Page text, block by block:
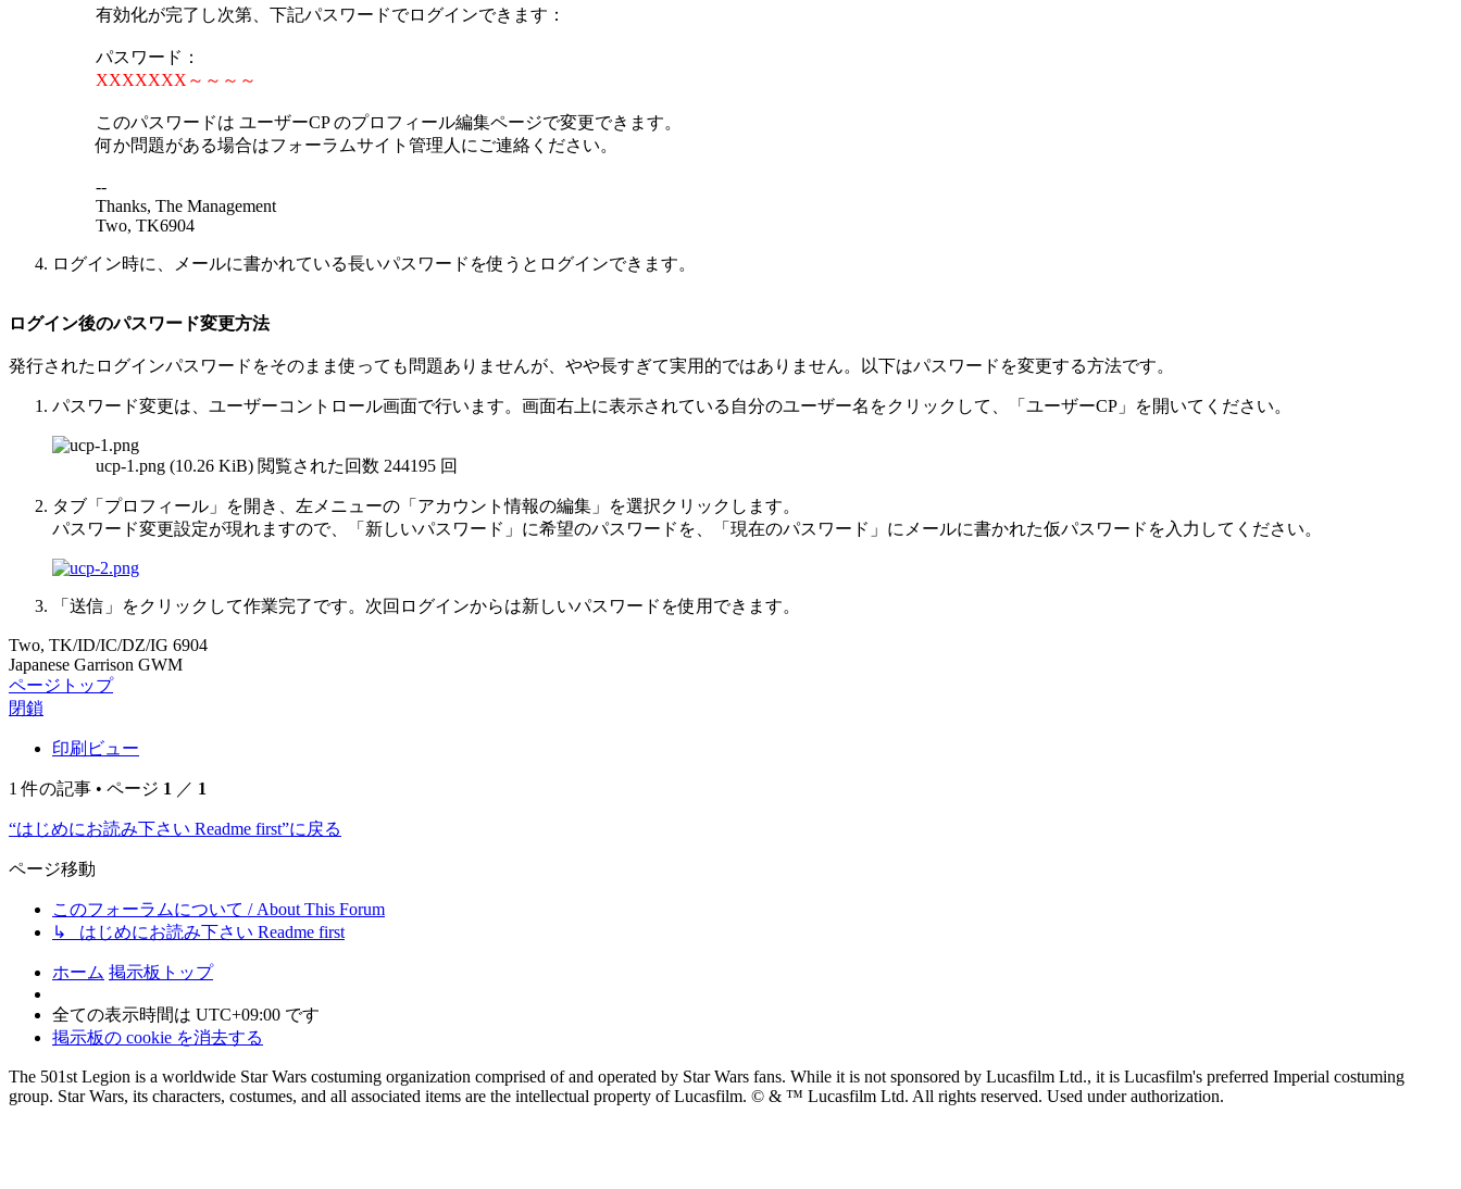
有効化が完了し次第、下記パスワードでログインできます：
パスワード：
XXXXXXX～～～～
このパスワードは ユーザーCP のプロフィール編集ページで変更できます。
何か問題がある場合はフォーラムサイト管理人にご連絡ください。
--
Thanks, The Management
Two, TK6904
ログイン時に、メールに書かれている長いパスワードを使うとログインできます。
ログイン後のパスワード変更方法
発行されたログインパスワードをそのまま使っても問題ありませんが、やや長すぎて実用的ではありません。以下はパスワードを変更する方法です。
パスワード変更は、ユーザーコントロール画面で行います。画面右上に表示されている自分のユーザー名をクリックして、「ユーザーCP」を開いてください。
ucp-1.png (10.26 KiB) 閲覧された回数 244195 回
タブ「プロフィール」を開き、左メニューの「アカウント情報の編集」を選択クリックします。
パスワード変更設定が現れますので、「新しいパスワード」に希望のパスワードを、「現在のパスワード」にメールに書かれた仮パスワードを入力してください。
「送信」をクリックして作業完了です。次回ログインからは新しいパスワードを使用できます。
Two, TK/ID/IC/DZ/IG 6904
Japanese Garrison GWM
ページトップ
閉鎖
印刷ビュー
1 件の記事 • ページ 1 ／ 1
“はじめにお読み下さい Readme first”に戻る
ページ移動
このフォーラムについて / About This Forum
↳ はじめにお読み下さい Readme first
ホーム 掲示板トップ
全ての表示時間は UTC+09:00 です
掲示板の cookie を消去する
The 501st Legion is a worldwide Star Wars costuming organization comprised of and operated by Star Wars fans. While it is not sponsored by Lucasfilm Ltd., it is Lucasfilm's preferred Imperial costuming
group. Star Wars, its characters, costumes, and all associated items are the intellectual property of Lucasfilm. © & ™ Lucasfilm Ltd. All rights reserved. Used under authorization.